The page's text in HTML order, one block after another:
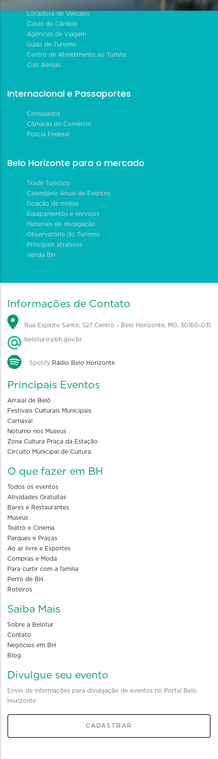
Locadora de Veículos
Casas de Câmbio
Agências de Viagem
Guias de Turismo
Centro de Atendimento ao Turista
Cias Aéreas
Internacional e Passaportes
Consulados
Câmaras de Comércio
Polícia Federal
Belo Horizonte para o mercado
Trade Turístico
Calendário Anual de Eventos
Doação de mídias
Equipamentos e serviços
Materiais de divulgação
Observatório do Turismo
Principais atrativos
Venda BH
Informações de Contato
Rua Espírito Santo, 527 Centro - Belo Horizonte, MG, 30160-031
belotur@pbh.gov.br
Spotify Rádio Belo Horizonte
Principais Eventos
Arraial de Belô
Festivais Culturais Municipais
Carnaval
Noturno nos Museus
Zona Cultura Praça da Estação
Circuito Municipal de Cultura
O que fazer em BH
Todos os eventos
Atividades Gratuitas
Bares e Restaurantes
Museus
Teatro e Cinema
Parques e Praças
Ao ar livre e Esportes
Compras e Moda
Para curtir com a familia
Perto de BH
Roteiros
Saiba Mais
Sobre a Belotur
Contato
Negócios em BH
Blog
Divulgue seu evento
Envio de informações para divulgação de eventos no Portal Belo
Horizonte
CADASTRAR